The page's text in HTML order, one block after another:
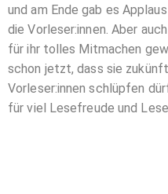
und am Ende gab es
die Vorleser:innen. Aber
für ihr tolles Mitmachen
schon jetzt, dass sie
Vorleser:innen schlüpfen
für viel Lesefreude und